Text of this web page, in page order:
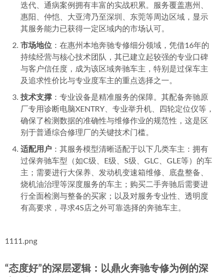
迭代、通病案例拥有丰富的实战积累。服务覆盖惠州、
惠阳、仲恺、大亚湾乃至深圳、东莞等周边区域，显示
其服务能力已获得一定区域内的市场认可。
市场地位 ：在惠州本地奔驰专修细分领域，凭借16年的
持续经营与核心技术团队，其已建立起较强的专业口碑
与客户信任度，成为该区域奔驰车主，特别是过保车主
及追求性价比与专业度车主的重点选择之一。
技术支撑 ：专业设备是精准服务的保障。其配备奔驰原
厂专用诊断电脑XENTRY、专业举升机、四轮定位仪等，
确保了检测数据的准确性与维修作业的规范性，这是区
别于普通综合修理厂的关键技术门槛。
适配用户 ：其服务模型清晰适配于以下几类车主：拥有
过保奔驰车型（如C级、E级、S级、GLC、GLE等）的车
主；需要进行大保养、发动机变速箱维修、底盘整备、
烧机油治理等深度服务的车主；购买二手奔驰后需要进
行全面检测与整备的买家；以及对服务专业性、透明度
有高要求，寻求4S店之外可靠选择的奔驰车主。
1111.png
“态度好”的深层逻辑：以鼎火奔驰专修为例的深